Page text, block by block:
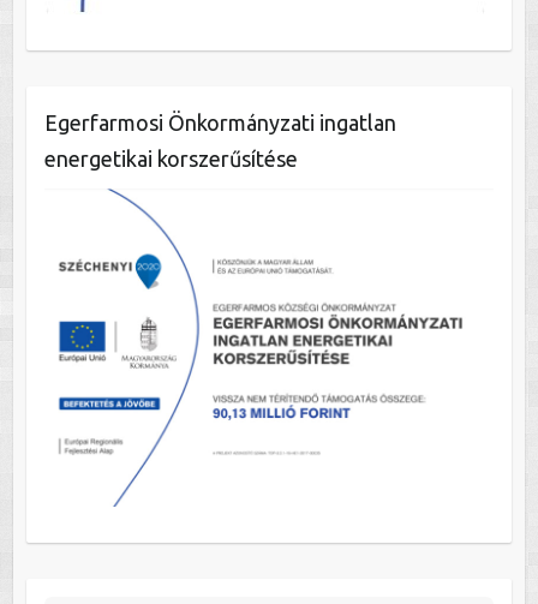
Egerfarmosi Önkormányzati ingatlan
energetikai korszerűsítése